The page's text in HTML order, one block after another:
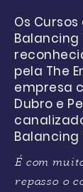
Os Cursos
pela The
empresa
Dubro e
É com
repasso o